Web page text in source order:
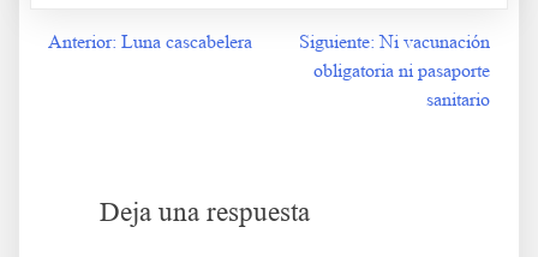
Navegación
Anterior: Luna cascabelera Siguiente: Ni vacunación
obligatoria ni pasaporte
sanitario
Deja una respuesta